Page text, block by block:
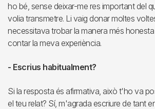
ho bé, sense deixar-me res important del
volia transmetre. Li vaig donar moltes
necessitava trobar la manera més
contar la meva experiència.
- Escrius habitualment?
Si la resposta és afirmativa, això t'ho va
el teu relat? Sí, m'agrada escriure de tant